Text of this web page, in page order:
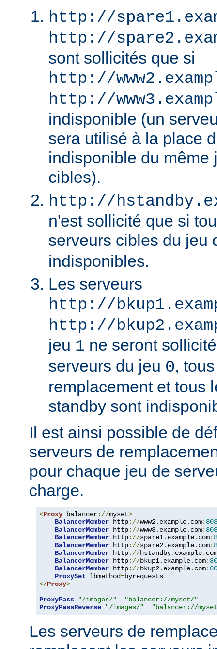
http://
http://
sont sollicités que si
http://
http://
indisponible (un
sera utilisé à la place
indisponible du même
cibles).
http://
n'est sollicité que si
serveurs cibles du jeu
indisponibles.
Les serveurs
http://
http://
jeu 1 ne seront
serveurs du jeu 0,
remplacement et tous
standby sont
Il est ainsi possible de
serveurs de
pour chaque jeu de
charge.
<Proxy balancer://myset>
BalancerMember http://www2. example. com:
BalancerMember http://www3. example. com:
BalancerMember http://spare1. example. com:
BalancerMember http://spare2. example. com:
BalancerMember http://hstandby. example. com
BalancerMember http://bkup1. example. com:
BalancerMember http://bkup2. example. com:
ProxySet lbmethod=
</Proxy>
ProxyPass
"/images/"
"balancer://myset/"
ProxyPassReverse
"/images/" "balancer://
Les serveurs de